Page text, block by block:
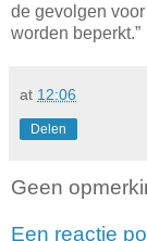
de gevolgen
worden beperkt.”
at 12:06
Delen
Geen
Een reactie